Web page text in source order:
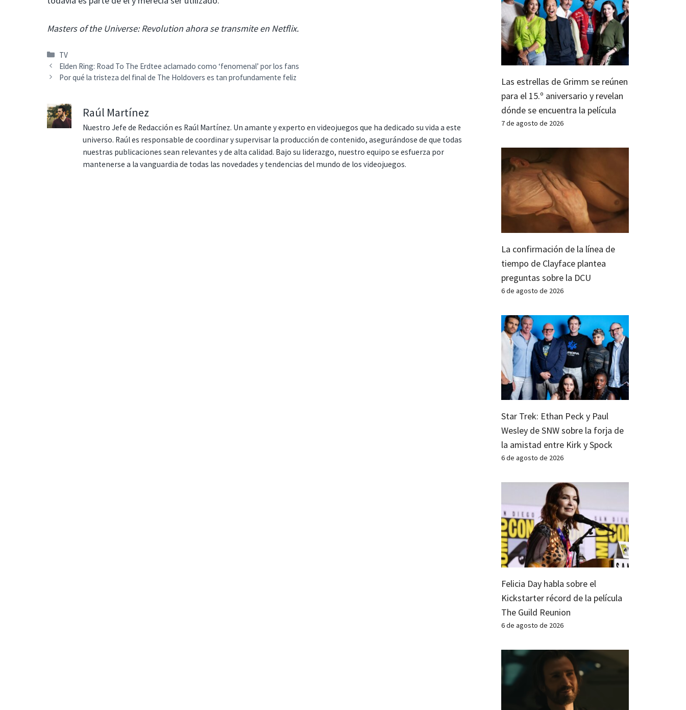
Masters of the Universe: Revolution ahora se transmite en Netflix.
Categorías
TV
Elden Ring: Road To The Erdtee aclamado como ‘fenomenal’ por los fans
Por qué la tristeza del final de The Holdovers es tan profundamente feliz
Raúl Martínez
Nuestro Jefe de Redacción es Raúl Martínez. Un amante y experto en videojuegos que ha dedicado su vida a este
universo. Raúl es responsable de coordinar y supervisar la producción de contenido, asegurándose de que todas
nuestras publicaciones sean relevantes y de alta calidad. Bajo su liderazgo, nuestro equipo se esfuerza por
mantenerse a la vanguardia de todas las novedades y tendencias del mundo de los videojuegos.
Las estrellas de Grimm se reúnen
para el 15.º aniversario y revelan
dónde se encuentra la película
7 de agosto de 2026
La confirmación de la línea de
tiempo de Clayface plantea
preguntas sobre la DCU
6 de agosto de 2026
Star Trek: Ethan Peck y Paul
Wesley de SNW sobre la forja de
la amistad entre Kirk y Spock
6 de agosto de 2026
Felicia Day habla sobre el
Kickstarter récord de la película
The Guild Reunion
6 de agosto de 2026